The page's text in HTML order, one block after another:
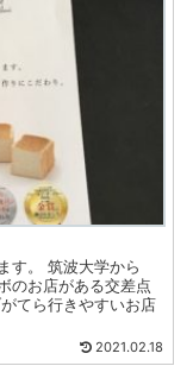
す。 筑波大学から
のお店がある交差点
てら行きやすいお店
2021.02.18